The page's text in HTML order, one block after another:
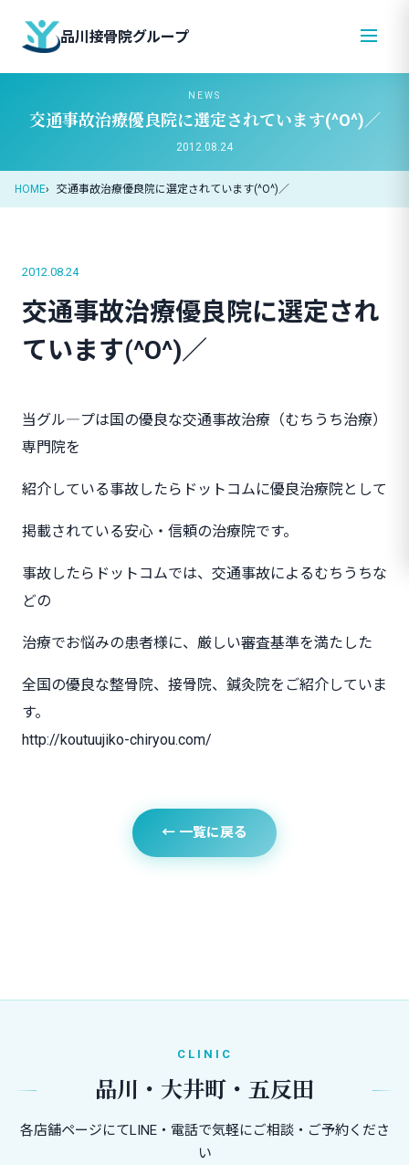
品川接骨院グループ
NEWS
交通事故治療優良院に選定されています(^O^)／
2012.08.24
HOME 交通事故治療優良院に選定されています(^O^)／
2012.08.24
交通事故治療優良院に選定され
ています(^O^)／
当グル―プは国の優良な交通事故治療（むちうち治療）
専門院を
紹介している事故したらドットコムに優良治療院として
掲載されている安心・信頼の治療院です。
事故したらドットコムでは、交通事故によるむちうちな
どの
治療でお悩みの患者様に、厳しい審査基準を満たした
全国の優良な整骨院、接骨院、鍼灸院をご紹介していま
す。
http://koutuujiko-chiryou.com/
← 一覧に戻る
CLINIC
品川・大井町・五反田
各店舗ページにてLINE・電話で気軽にご相談・ご予約くださ
い